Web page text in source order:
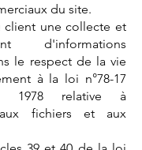
du site.
client une collecte et
d'informations
le respect de la vie
à la loi n°78-17
1978 relative à
fichiers et aux